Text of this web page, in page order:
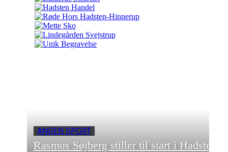
ANDEN SPORT
Rasmus Søjberg stiller til start i Hadsten